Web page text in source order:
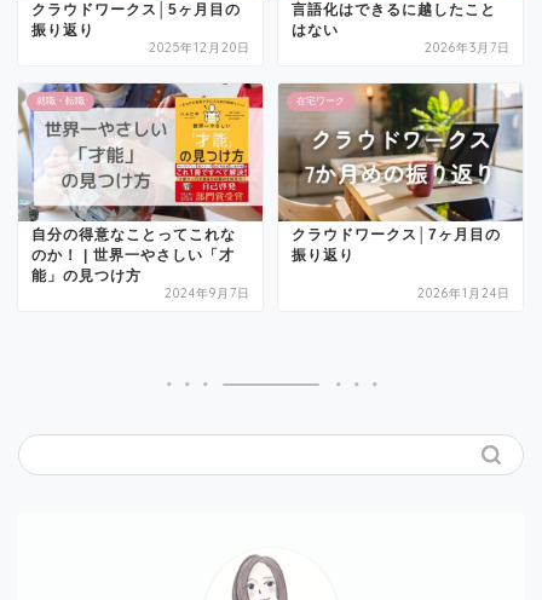
クラウドワークス│5ヶ月目の
振り返り
2025年12月20日
言語化はできるに越したこと
はない
2026年3月7日
就職・転職
自分の得意なことってこれな
のか！ | 世界一やさしい「才
能」の見つけ方
2024年9月7日
在宅ワーク
クラウドワークス│7ヶ月目の
振り返り
2026年1月24日